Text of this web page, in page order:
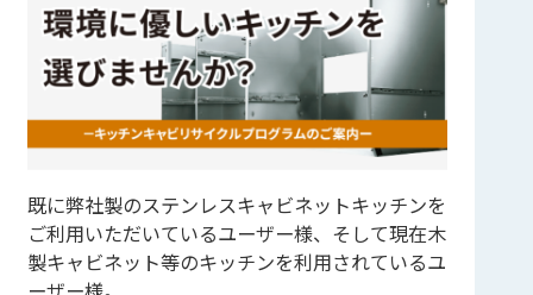
既に弊社製のステンレスキャビネットキッチンを
ご利用いただいているユーザー様、そして現在木
製キャビネット等のキッチンを利用されているユ